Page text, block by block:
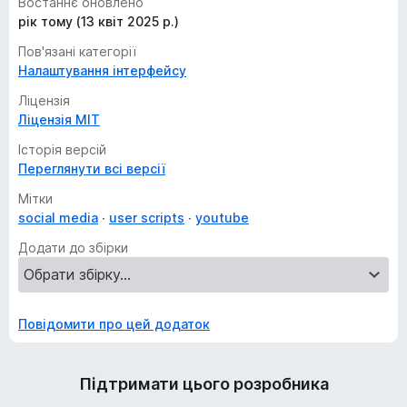
рік тому (13 квіт 2025 р.)
Пов'язані категорії
Налаштування інтерфейсу
Ліцензія
Ліцензія MIT
Історія версій
Переглянути всі версії
Мітки
social media
user scripts
youtube
Додати до збірки
Повідомити про цей додаток
Підтримати цього розробника